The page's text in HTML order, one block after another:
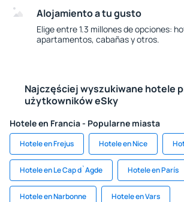
Alojamiento a tu gusto
Elige entre 1.3 millones de opciones:
apartamentos, cabañas y otros.
Najczęściej wyszukiwane hotele
użytkowników eSky
Hotele en Francia - Popularne miasta
Hotele en Frejus Hotele en Nice
Hotele en Le Cap d`Agde Hotele en París
Hotele en Narbonne Hotele en Vars